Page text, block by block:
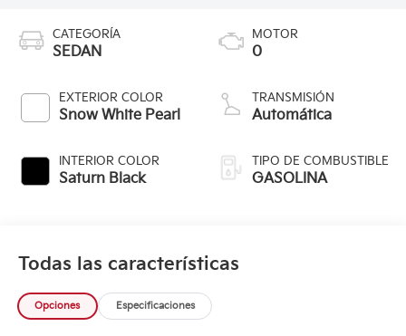
CATEGORÍA
SEDAN
EXTERIOR COLOR
Snow White Pearl
INTERIOR COLOR
Saturn Black
MOTOR
0
TRANSMISIÓN
Automática
TIPO DE COMBUSTIBLE
GASOLINA
Todas las características
Opciones Especificaciones